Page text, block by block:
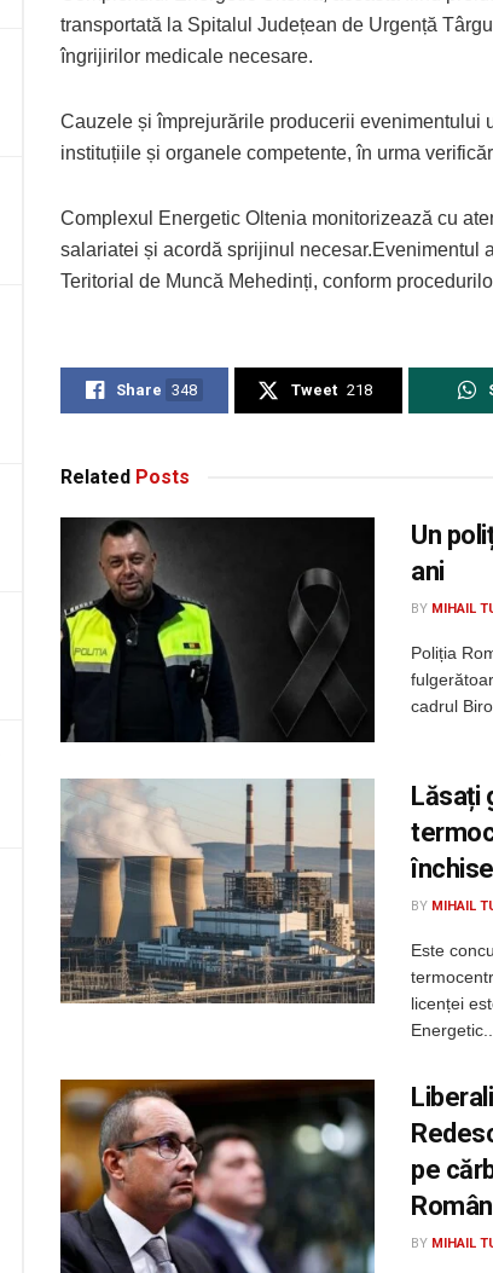
transportată la Spitalul Județean de Urgență
îngrijirilor medicale necesare.
Cauzele și împrejurările producerii evenimentului
instituțiile și organele competente, în urma
Complexul Energetic Oltenia monitorizează cu
salariatei și acordă sprijinul necesar.Evenimentul
Teritorial de Muncă Mehedinți, conform
Share 348 Tweet 218
Related Posts
Un
ani
BY MIHAIL
Poliția
cadrul
Lăsați
BY MIHAIL
Este
licenței
pe
BY MIHAIL